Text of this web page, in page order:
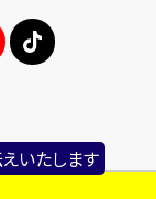
いたします